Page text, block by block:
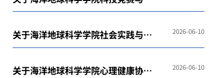
新创业协会主席团届中调整的通知
关于海洋地球科学学院社会实践与志
愿服务中心主席团届中调整工作的通
知
2026-06-10
关于海洋地球科学学院心理健康协会
2026-06-10